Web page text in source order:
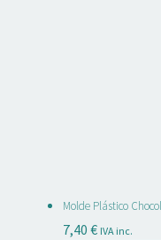
Molde Plástico
7,40 € IVA inc.